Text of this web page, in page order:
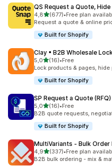
QS Request a Quote, Hide
4,8de 5 estrelas
(677)
677 total de avaliações
•Free plan
Request a quote & online
Built for Shopify
Clay • B2B Wholesale
5,0de 5 estrelas
(16)
16 total de avaliações
•Free
Lock products & pages,
Built for Shopify
SP Request a Quote (RFQ)
5,0de 5 estrelas
(16)
16 total de avaliações
•Free
B2B quote requests,
Built for Shopify
MultiVariants ‑ Bulk Order
4,9de 5 estrelas
(337)
337 total de avaliações
•Free plan
B2B bulk ordering - mix &